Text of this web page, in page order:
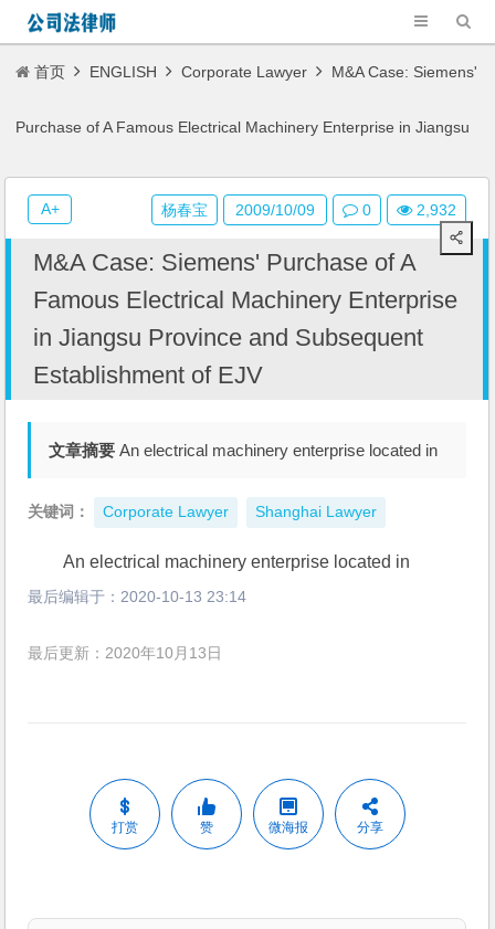
首页 ENGLISH Corporate Lawyer M&A Case: Siemens'
Purchase of A Famous Electrical Machinery Enterprise in Jiangsu
Province and Subsequent Establishment of EJV
M&A Case: Siemens' Purchase of A
Famous Electrical Machinery Enterprise
in Jiangsu Province and Subsequent
Establishment of EJV
文章摘要 An electrical machinery enterprise located in
关键词： Corporate Lawyer Shanghai Lawyer
An electrical machinery enterprise located in
最后编辑于： 2020-10-13 23:14
最后更新：2020年10月13日
打赏 赞 微海报 分享
杨春宝 2009/10/09 0 2,932
A+